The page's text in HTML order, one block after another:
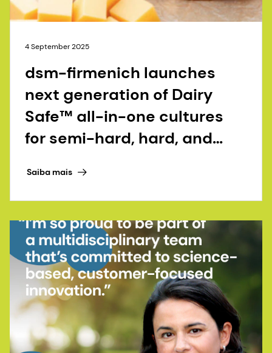
4 September 2025
dsm-firmenich launches
next generation of Dairy
Safe™ all-in-one cultures
for semi-hard, hard, and
varieties
Saiba mais